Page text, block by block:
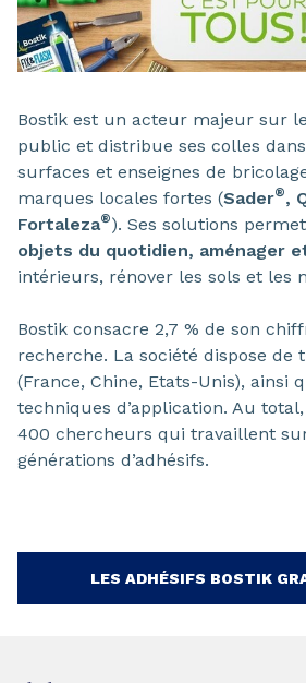
Bostik est un acteur majeur sur
public et distribue ses colles
surfaces et enseignes de
marques locales fortes (Sader®,
Fortaleza®). Ses solutions
objets du quotidien, aménager
intérieurs, rénover les sols et les
Bostik consacre 2,7 % de son
recherche. La société dispose de
(France, Chine, Etats-Unis), ainsi
techniques d’application. Au
400 chercheurs qui travaillent
générations d’adhésifs.
LES ADHÉSIFS BOSTIK